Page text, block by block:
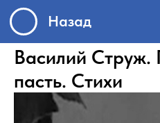
Назад
Василий Струж.
пасть. Стихи